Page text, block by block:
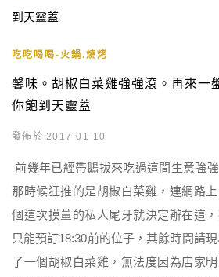
吃吃喝喝-火鍋.燒烤
馨味。胡椒白菜雞強強滾。再來一
你飽到天靈蓋
發佈於 2017-01-10
前幾年已經帶鵝拔來吃過這間生意強
那時候狂推的是胡椒白菜雞，連網路
個這次摸董的私人尾牙就決定辦在這
只能預訂18:30前的位子，其餘時間請
了一個胡椒白菜雞，無法度因為店家